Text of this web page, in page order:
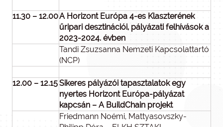
11.30 – 12.00A Horizont Európa 4-es Klaszterének
űripari desztinációi, pályázati felhívások a
2023-2024. évben
Tandi Zsuzsanna Nemzeti Kapcsolattartó
(NCP)
12.00 – 12.15Sikeres pályázói tapasztalatok egy
nyertes Horizont Európa-pályázat
kapcsán – A BuildChain projekt
Friedmann Noémi, Mattyasovszky-